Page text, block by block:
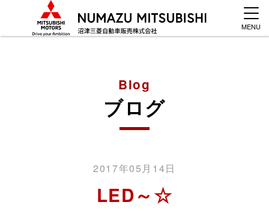
MENU
Blog
ブログ
2017年05月14日
LED～☆